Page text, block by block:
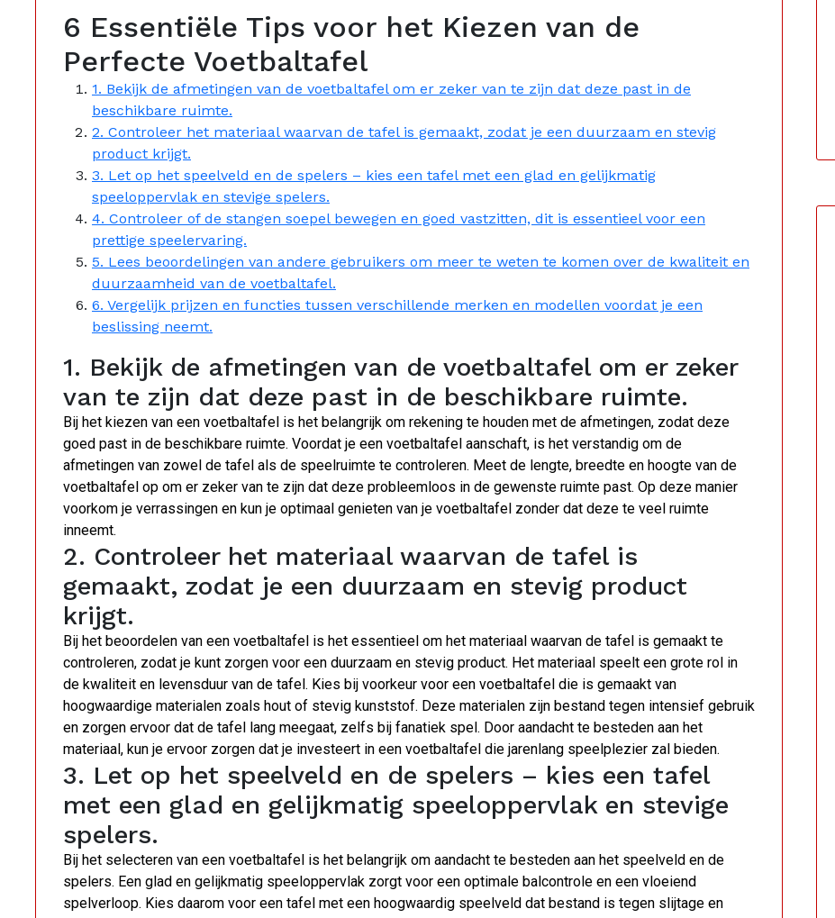
6 Essentiële Tips voor het Kiezen van de
Perfecte Voetbaltafel
1. Bekijk de afmetingen van de voetbaltafel om er zeker van te zijn dat deze past in de
beschikbare ruimte.
2. Controleer het materiaal waarvan de tafel is gemaakt, zodat je een duurzaam en stevig
product krijgt.
3. Let op het speelveld en de spelers – kies een tafel met een glad en gelijkmatig
speeloppervlak en stevige spelers.
4. Controleer of de stangen soepel bewegen en goed vastzitten, dit is essentieel voor een
prettige speelervaring.
5. Lees beoordelingen van andere gebruikers om meer te weten te komen over de kwaliteit en
duurzaamheid van de voetbaltafel.
6. Vergelijk prijzen en functies tussen verschillende merken en modellen voordat je een
beslissing neemt.
1. Bekijk de afmetingen van de voetbaltafel om er zeker
van te zijn dat deze past in de beschikbare ruimte.
Bij het kiezen van een voetbaltafel is het belangrijk om rekening te houden met de afmetingen, zodat deze
goed past in de beschikbare ruimte. Voordat je een voetbaltafel aanschaft, is het verstandig om de
afmetingen van zowel de tafel als de speelruimte te controleren. Meet de lengte, breedte en hoogte van de
voetbaltafel op om er zeker van te zijn dat deze probleemloos in de gewenste ruimte past. Op deze manier
voorkom je verrassingen en kun je optimaal genieten van je voetbaltafel zonder dat deze te veel ruimte
inneemt.
2. Controleer het materiaal waarvan de tafel is
gemaakt, zodat je een duurzaam en stevig product
krijgt.
Bij het beoordelen van een voetbaltafel is het essentieel om het materiaal waarvan de tafel is gemaakt te
controleren, zodat je kunt zorgen voor een duurzaam en stevig product. Het materiaal speelt een grote rol in
de kwaliteit en levensduur van de tafel. Kies bij voorkeur voor een voetbaltafel die is gemaakt van
hoogwaardige materialen zoals hout of stevig kunststof. Deze materialen zijn bestand tegen intensief gebruik
en zorgen ervoor dat de tafel lang meegaat, zelfs bij fanatiek spel. Door aandacht te besteden aan het
materiaal, kun je ervoor zorgen dat je investeert in een voetbaltafel die jarenlang speelplezier zal bieden.
3. Let op het speelveld en de spelers – kies een tafel
met een glad en gelijkmatig speeloppervlak en stevige
spelers.
Bij het selecteren van een voetbaltafel is het belangrijk om aandacht te besteden aan het speelveld en de
spelers. Een glad en gelijkmatig speeloppervlak zorgt voor een optimale balcontrole en een vloeiend
spelverloop. Kies daarom voor een tafel met een hoogwaardig speelveld dat bestand is tegen slijtage en